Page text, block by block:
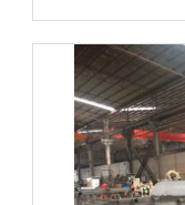
和图像传感器的
系。如果通过系
据其放大率等参
会引入误差，从...